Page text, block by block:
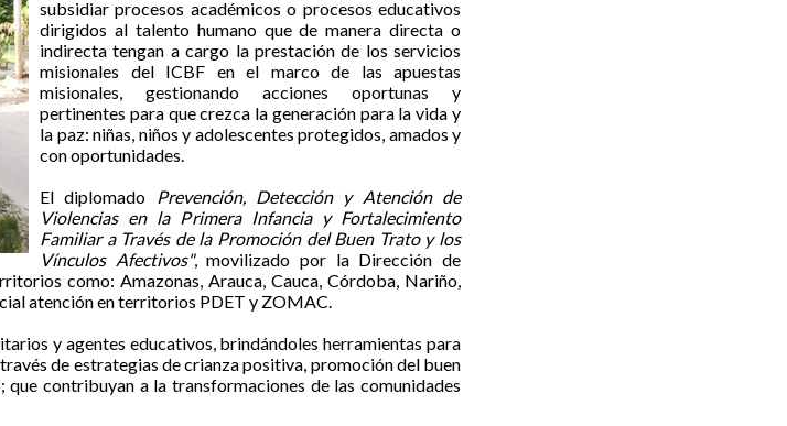
subsidiar procesos académicos o procesos educativos
dirigidos al talento humano que de manera directa o
indirecta tengan a cargo la prestación de los servicios
misionales del ICBF en el marco de las apuestas
misionales, gestionando acciones oportunas y
pertinentes para que crezca la generación para la vida y
la paz: niñas, niños y adolescentes protegidos, amados y
con oportunidades.
El diplomado
Prevención, Detección y Atención de
Violencias en la Primera Infancia y Fortalecimiento
Familiar a Través de la Promoción del Buen Trato y los
Vínculos Afectivos", movilizado por la Dirección de
como: Amazonas, Arauca, Cauca, Córdoba, Nariño,
atención en territorios PDET y ZOMAC.
y agentes educativos, brindándoles herramientas para
de estrategias de crianza positiva, promoción del buen
contribuyan a la transformaciones de las comunidades